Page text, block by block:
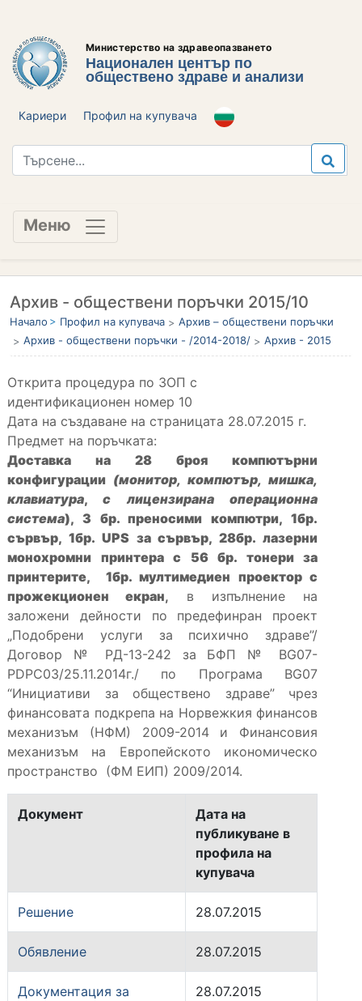
Министерство на здравеопазването
Национален център по
обществено здраве и анализи
Кариери Профил на купувача
Меню
Архив - обществени поръчки 2015/10
Начало Профил на купувача
Архив – обществени поръчки
Архив - обществени поръчки - /2014-2018/
Архив - 2015
Открита процедура по ЗОП с
идентификационен номер 10
Дата на създаване на страницата 28.07.2015 г.
Предмет на поръчката:
Доставка на 28 броя компютърни
конфигурации (монитор, компютър, мишка,
клавиатура,с лицензирана операционна
система), 3 бр. преносими компютри, 1бр.
сървър, 1бр. UPS за сървър, 28бр. лазерни
монохромни принтера с 56 бр. тонери за
принтерите, 1бр. мултимедиен проектор с
прожекционен екран, в изпълнение на
заложени дейности по предефинран проект
„Подобрени услуги за психично здраве”/
Договор № РД-13-242 за БФП № BG07-
PDPC03/25.11.2014г./ по Програма BG07
“Инициативи за обществено здраве” чрез
финансовата подкрепа на Норвежкия финансов
механизъм (НФМ) 2009-2014 и Финансовия
механизъм на Европейското икономическо
пространство (ФМ ЕИП) 2009/2014.
Документ
Дата на
публикуване в
профила на
купувача
Решение 28.07.2015
Обявление 28.07.2015
Документация за
28.07.2015